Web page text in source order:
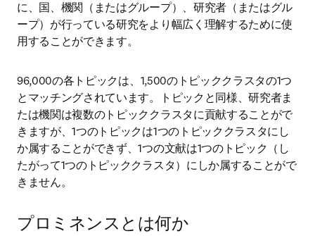
に、国、機関（またはグループ）、研究者（またはグル
ープ）が行っている研究をより幅広く理解するために使
用することができます。
96,000の各トピックは、1,500のトピッククラスタの1つ
とマッチングされています。トピックと同様、研究者ま
たは機関は複数のトピッククラスタに貢献することがで
きますが、1つのトピックは1つのトピッククラスタにし
か属することができず、1つの文献は1つのトピック（し
たがって1つのトピッククラスタ）にしか属することがで
きません。
プロミネンスとは何か